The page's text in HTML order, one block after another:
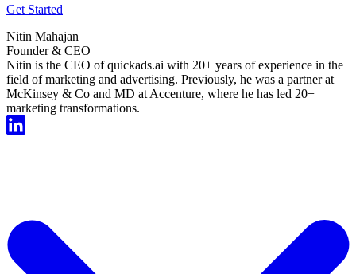
Get Started
Nitin Mahajan
Founder & CEO
Nitin is the CEO of quickads.ai with 20+ years of experience in the
field of marketing and advertising. Previously, he was a partner at
McKinsey & Co and MD at Accenture, where he has led 20+
marketing transformations.